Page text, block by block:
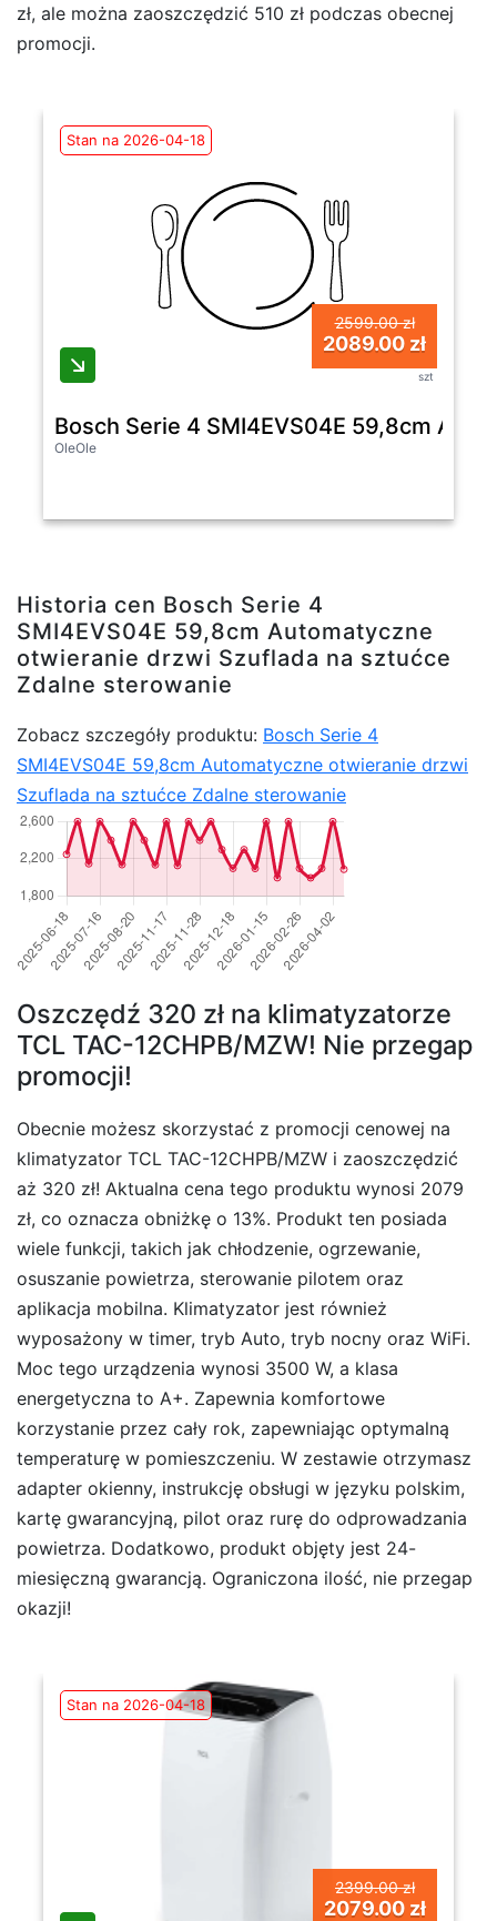
zł, ale można zaoszczędzić 510 zł podczas obecnej
promocji.
Stan na 2026-04-18
2599.00 zł
2089.00 zł
szt
Bosch Serie 4 SMI4EVS04E 59,8cm
OleOle
Historia cen Bosch Serie 4
SMI4EVS04E 59,8cm Automatyczne
otwieranie drzwi Szuflada na sztućce
Zdalne sterowanie
Zobacz szczegóły produktu: Bosch Serie 4
SMI4EVS04E 59,8cm Automatyczne otwieranie drzwi
Szuflada na sztućce Zdalne sterowanie
Oszczędź 320 zł na klimatyzatorze
TCL TAC-12CHPB/MZW! Nie przegap
promocji!
Obecnie możesz skorzystać z promocji cenowej na
klimatyzator TCL TAC-12CHPB/MZW i zaoszczędzić
aż 320 zł! Aktualna cena tego produktu wynosi 2079
zł, co oznacza obniżkę o 13%. Produkt ten posiada
wiele funkcji, takich jak chłodzenie, ogrzewanie,
osuszanie powietrza, sterowanie pilotem oraz
aplikacja mobilna. Klimatyzator jest również
wyposażony w timer, tryb Auto, tryb nocny oraz WiFi.
Moc tego urządzenia wynosi 3500 W, a klasa
energetyczna to A+. Zapewnia komfortowe
korzystanie przez cały rok, zapewniając optymalną
temperaturę w pomieszczeniu. W zestawie otrzymasz
adapter okienny, instrukcję obsługi w języku polskim,
kartę gwarancyjną, pilot oraz rurę do odprowadzania
powietrza. Dodatkowo, produkt objęty jest 24-
miesięczną gwarancją. Ograniczona ilość, nie przegap
okazji!
Stan na 2026-04-18
2399.00 zł
2079.00 zł